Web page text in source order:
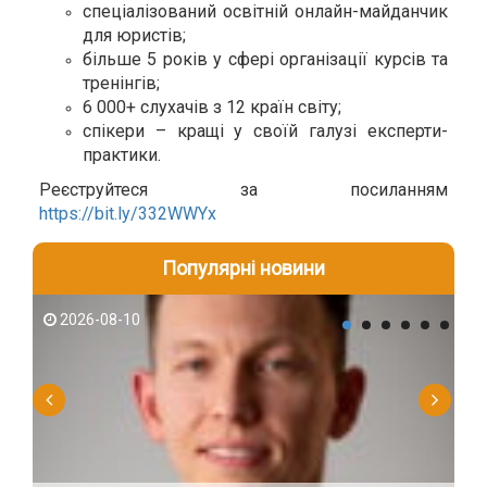
спеціалізований освітній онлайн-майданчик
для юристів;
більше 5 років у сфері організації курсів та
тренінгів;
6 000+ слухачів з 12 країн світу;
спікери – кращі у своїй галузі експерти-
практики.
Реєструйтеся за посиланням
https://bit.ly/332WWYx
Популярні новини
2026-08-10